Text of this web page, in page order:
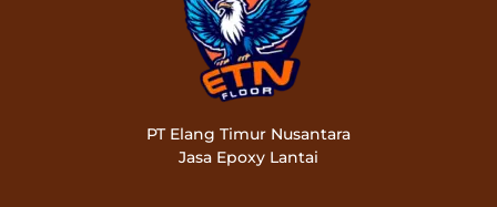
PT Elang Timur Nusantara
Jasa Epoxy Lantai